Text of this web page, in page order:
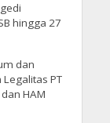
hingga 27
dan
Legalitas PT
HAM